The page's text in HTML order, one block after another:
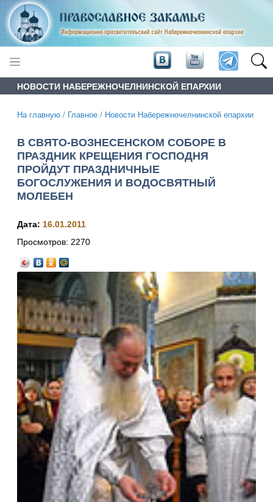
НОВОСТИ НАБЕРЕЖНОЧЕЛНИНСКОЙ ЕПАРХИИ
На главную / Главное / Новости Набережночелнинской епархии
В СВЯТО-ВОЗНЕСЕНСКОМ СОБОРЕ В
ПРАЗДНИК КРЕЩЕНИЯ ГОСПОДНЯ
ПРОЙДУТ ПРАЗДНИЧНЫЕ
БОГОСЛУЖЕНИЯ И ВОДОСВЯТНЫЙ
МОЛЕБЕН
Дата: 16.01.2011
Просмотров: 2270